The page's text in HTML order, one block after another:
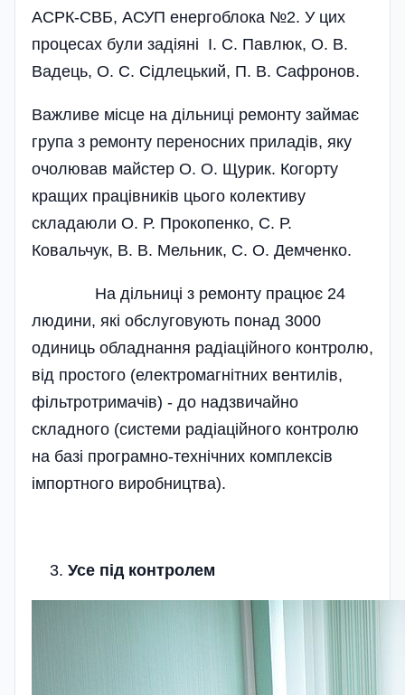
АСРК-СВБ, АСУП енергоблока №2. У цих
процесах були задіяні І. С. Павлюк, О. В.
Вадець, О. С. Сідлецький, П. В. Сафронов.
Важливе місце на дільниці ремонту займає
група з ремонту переносних приладів, яку
очолював майстер О. О. Щурик. Когорту
кращих працівників цього колективу
складаюли О. Р. Прокопенко, С. Р.
Ковальчук, В. В. Мельник, С. О. Демченко.
На дільниці з ремонту працює 24
людини, які обслуговують понад 3000
одиниць обладнання радіаційного контролю,
від простого (електромагнітних вентилів,
фільтротримачів) - до надзвичайно
складного (системи радіаційного контролю
на базі програмно-технічних комплексів
імпортного виробництва).
Усе під контролем